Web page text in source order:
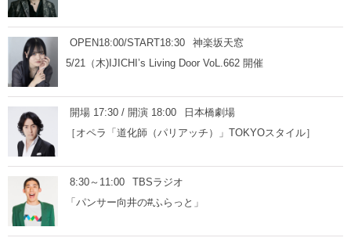
OPEN18:00/START18:30
神楽坂天窓
5/21（木)IJICHI’s Living Door VoL.662 開催
開場 17:30 / 開演 18:00
日本橋劇場
［オペラ「道化師（パリアッチ）」TOKYOスタイル］
8:30～11:00
TBSラジオ
「パンサー向井の#ふらっと」